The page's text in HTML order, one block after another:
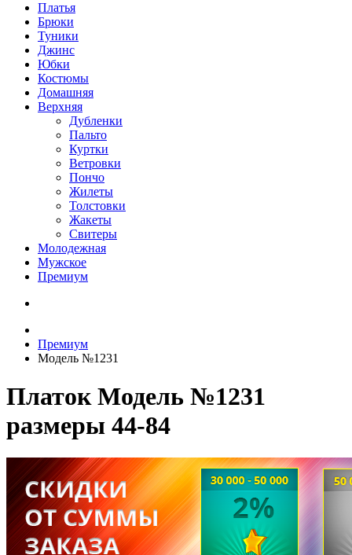
Платья
Брюки
Туники
Джинс
Юбки
Костюмы
Домашняя
Верхняя
Дубленки
Пальто
Куртки
Ветровки
Пончо
Жилеты
Толстовки
Жакеты
Свитеры
Молодежная
Мужское
Премиум
Премиум
Модель №1231
Платок Модель №1231
размеры 44-84